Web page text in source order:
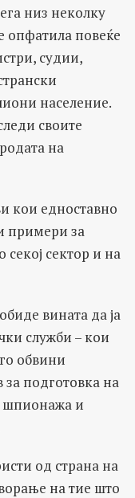
низ неколку
опфатила повеќе
судии,
население.
своите
на
кои едноставно
примери за
сектор и на
вината да ја
служби – кои
обвини
подготовка на
шпионажа и
од страна на
на тие што